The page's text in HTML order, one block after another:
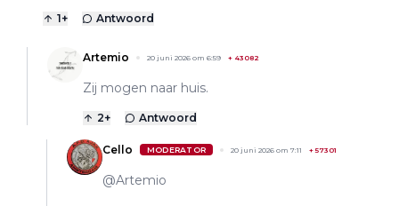
1+ Antwoord
Artemio 20 juni 2026 om 6:59 + 43082
Zij mogen naar huis.
2+ Antwoord
Cello MODERATOR 20 juni 2026 om 7:11 +57301
@Artemio